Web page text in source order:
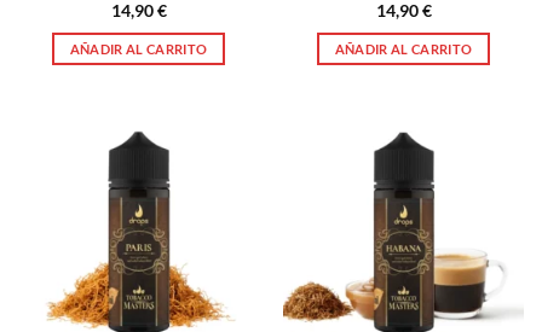
14,90€
AÑADIR AL CARRITO
14,90€
AÑADIR AL CARRITO